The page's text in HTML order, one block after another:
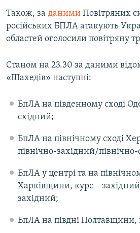
Також, за даними Повітряних
російських БПЛА атакують
областей оголосили повітряну
Станом на 23.30 за даними
«Шахедів» наступні:
БпЛА на південному сході
східний;
БпЛА на північному сході
північно-західний/
БпЛА у центрі та на
Харківщини, курс –
західний;
БпЛА на півдні Полтавщини,